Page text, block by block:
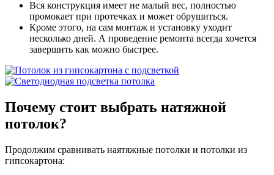
Вся конструкция имеет не малый вес, полностью
промокает при протечках и может обрушиться.
Кроме этого, на сам монтаж и установку уходит
несколько дней. А проведение ремонта всегда хочется
завершить как можно быстрее.
Почему стоит выбрать натяжной
потолок?
Продолжим сравнивать наятяжные потолки и потолки из
гипсокартона: